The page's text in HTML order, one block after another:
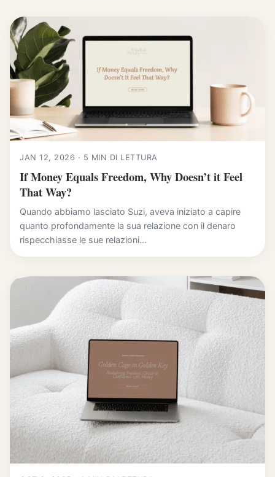
JAN 12, 2026 · 5 MIN DI LETTURA
If Money Equals Freedom, Why Doesn’t it Feel
That Way?
Quando abbiamo lasciato Suzi, aveva iniziato a capire
quanto profondamente la sua relazione con il denaro
rispecchiasse le sue relazioni...